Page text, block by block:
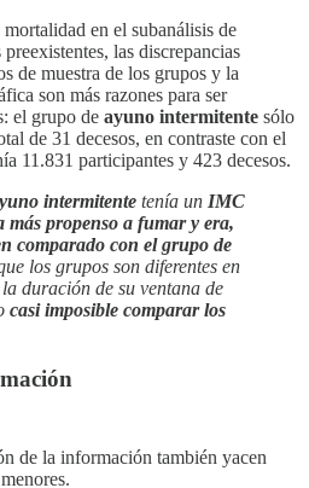
en el subanálisis de
las discrepancias
de muestra de los grupos y la
son más razones para ser
el grupo de ayuno intermitente sólo
de 31 decesos, en contraste con el
11.831 participantes y 423 decesos.
intermitente tenía un IMC
más propenso a fumar y era,
comparado con el grupo de
los grupos son diferentes en
duración de su ventana de
casi imposible comparar los
de la información también yacen